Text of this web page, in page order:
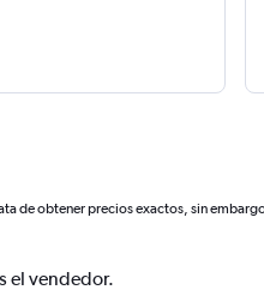
de obtener precios exactos, sin
el vendedor.